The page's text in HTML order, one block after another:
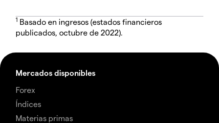
1 Basado en ingresos (estados financieros
publicados, octubre de 2022).
Mercados disponibles
Forex
Índices
Materias primas